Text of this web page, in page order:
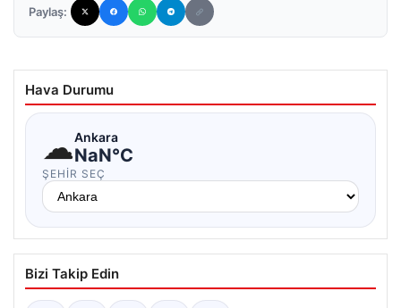
Paylaş:
Hava Durumu
☁Ankara
NaN°C
ŞEHIR SEÇ
Bizi Takip Edin